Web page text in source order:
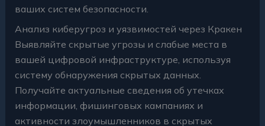
ваших систем безопасности.
Анализ киберугроз и уязвимостей через Кракен
Выявляйте скрытые угрозы и слабые места в
вашей цифровой инфраструктуре, используя
систему обнаружения скрытых данных.
Получайте актуальные сведения об утечках
информации, фишинговых кампаниях и
активности злоумышленников в скрытых